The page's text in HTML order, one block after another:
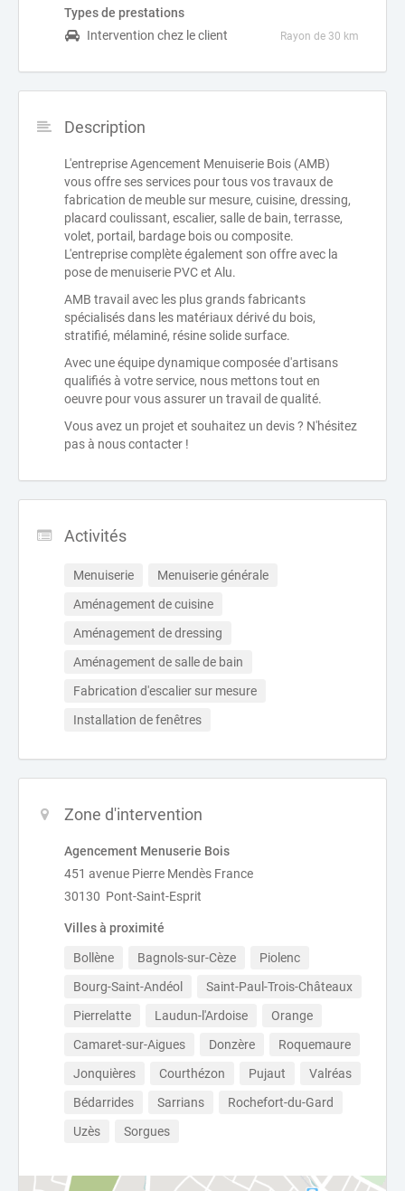
Types de prestations
Intervention chez le client
Rayon de 30 km
Description
L'entreprise Agencement Menuiserie Bois (AMB)
vous offre ses services pour tous vos travaux de
fabrication de meuble sur mesure, cuisine, dressing,
placard coulissant, escalier, salle de bain, terrasse,
volet, portail, bardage bois ou composite.
L'entreprise complète également son offre avec la
pose de menuiserie PVC et Alu.
AMB travail avec les plus grands fabricants
spécialisés dans les matériaux dérivé du bois,
stratifié, mélaminé, résine solide surface.
Avec une équipe dynamique composée d'artisans
qualifiés à votre service, nous mettons tout en
oeuvre pour vous assurer un travail de qualité.
Vous avez un projet et souhaitez un devis ? N'hésitez
pas à nous contacter !
Activités
Menuiserie
Menuiserie générale
Aménagement de cuisine
Aménagement de dressing
Aménagement de salle de bain
Fabrication d'escalier sur mesure
Installation de fenêtres
Zone d'intervention
Agencement Menuserie Bois
451 avenue Pierre Mendès France
30130 Pont-Saint-Esprit
Villes à proximité
Bollène Bagnols-sur-Cèze
Piolenc
Bourg-Saint-Andéol
Saint-Paul-Trois-Châteaux
Pierrelatte
Laudun-l'Ardoise
Orange
Camaret-sur-Aigues
Donzère
Roquemaure
Jonquières
Courthézon Pujaut
Valréas
Bédarrides
Sarrians
Rochefort-du-Gard
Uzès
Sorgues